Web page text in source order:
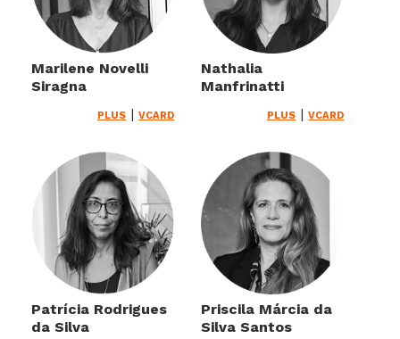
Marilene Novelli
Siragna
PLUS | VCARD
Nathalia
Manfrinatti
PLUS | VCARD
Patrícia Rodrigues
da Silva
Priscila Márcia da
Silva Santos